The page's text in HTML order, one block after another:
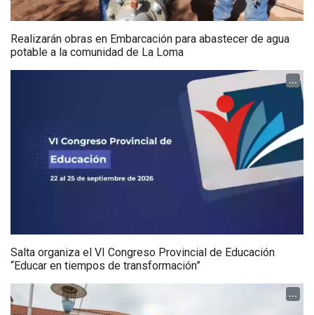
Realizarán obras en Embarcación para abastecer de agua
potable a la comunidad de La Loma
...
Salta organiza el VI Congreso Provincial de Educación
“Educar en tiempos de transformación”
...